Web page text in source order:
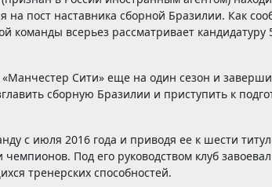
пост наставника сборной Бразилии. Как
команды всерьез рассматривает кандидатуру
Сити» еще на один сезон и
сборную Бразилии и приступить к
с июля 2016 года и приводя ее к шести
Под его руководством клуб
тренерских способностей.